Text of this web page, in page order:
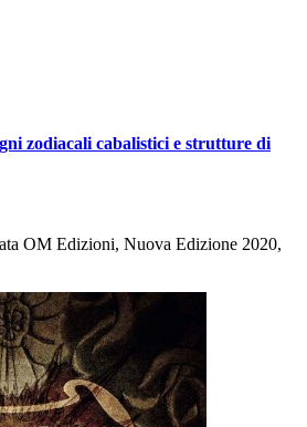
zodiacali cabalistici e strutture di
OM Edizioni, Nuova Edizione 2020,